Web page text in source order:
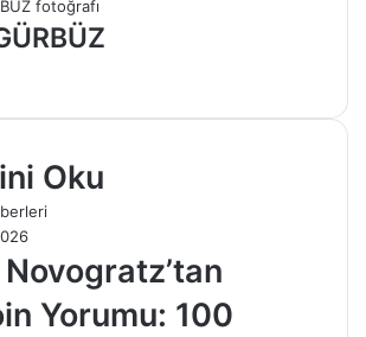
Oku
Yorumu: 100